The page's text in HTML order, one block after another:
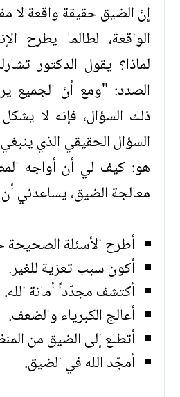
إنّ الضيق حقيقة واقعة لا
الواقعة، لطالما يطرح
لماذا؟ يقول الدكتور
الصدد: "ومع أنّ الجميع
ذلك السؤال، فإنه لا يشكل
السؤال الحقيقي الذي
هو: كيف لي أن أواجه
معالجة الضيق، يساعدني
أطرح الأسئلة الصحيحة
أكون سبب تعزية للغير.
أكتشف مجدّداً أمانة الله.
أعالج الكبرياء والضعف.
أتطلع إلى الضيق من
أمجّد الله في الضيق.